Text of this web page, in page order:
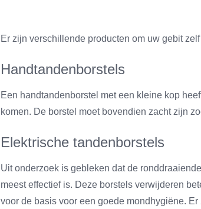
Er zijn verschillende producten om uw gebit
Handtandenborstels
Een handtandenborstel met een kleine kop
komen. De borstel moet bovendien zacht zijn
Elektrische tandenborstels
Uit onderzoek is gebleken dat de
meest effectief is. Deze borstels verwijderen
voor de basis voor een goede mondhygiëne.